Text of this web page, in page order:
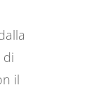
di
il